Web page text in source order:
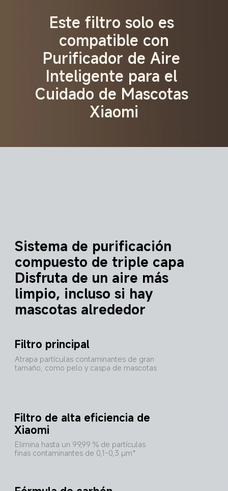
Este filtro solo es
compatible con
Purificador de Aire
Inteligente para el
Cuidado de Mascotas
Xiaomi
Sistema de purificación
compuesto de triple capa
Disfruta de un aire más
limpio, incluso si hay
mascotas alrededor
Filtro principal
Atrapa partículas contaminantes de gran
tamaño, como pelo y caspa de mascotas
Filtro de alta eficiencia de
Xiaomi
Elimina hasta un 99,99 % de partículas
finas contaminantes de 0,1-0,3 μm*